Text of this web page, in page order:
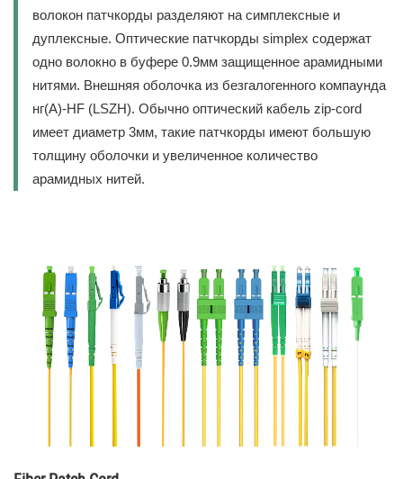
волокон патчкорды разделяют на симплексные и
дуплексные. Оптические патчкорды simplex содержат
одно волокно в буфере 0.9мм защищенное арамидными
нитями. Внешняя оболочка из безгалогенного компаунда
нг(А)-HF (LSZH). Обычно оптический кабель zip-cord
имеет диаметр 3мм, такие патчкорды имеют большую
толщину оболочки и увеличенное количество
арамидных нитей.